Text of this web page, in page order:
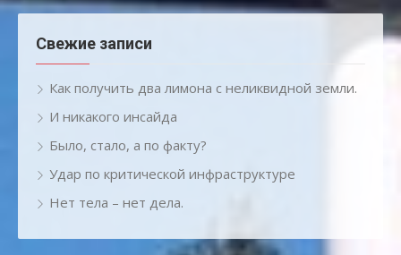
Свежие записи
Как получить два лимона с неликвидной земли.
И никакого инсайда
Было, стало, а по факту?
Удар по критической инфраструктуре
Нет тела – нет дела.